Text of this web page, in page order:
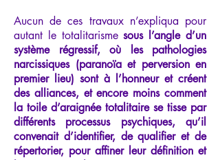
Aucun de ces travaux n’expliqua pour
autant le totalitarismesous l’angle d’un
système régressif, où les pathologies
narcissiques (paranoïa et perversion en
premier lieu) sont à l’honneur et créent
des alliances, et encore moins comment
la toile d’araignée totalitaire se tisse par
différents processus psychiques, qu’il
convenait d’identifier, de qualifier et de
répertorier, pour affiner leur définition et